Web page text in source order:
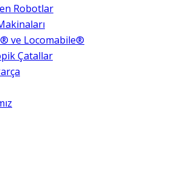
Robotlar
ve Locomabile®
Çatallar